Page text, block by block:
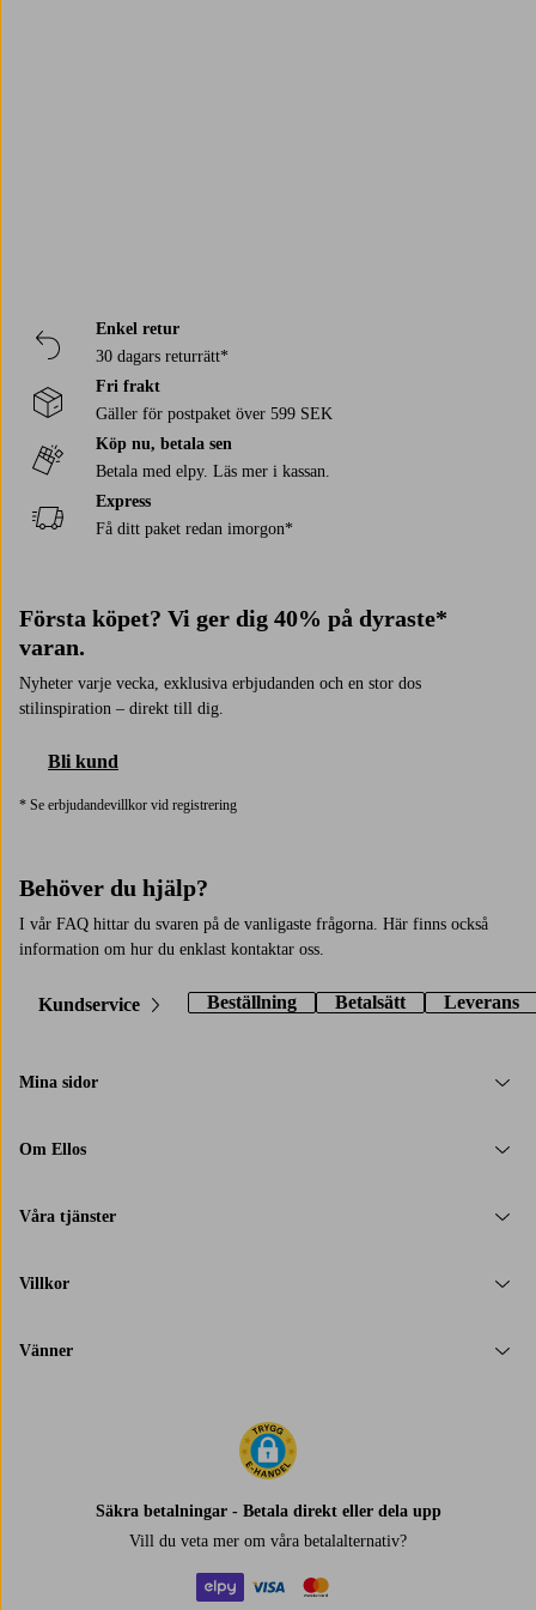
Enkel retur
30 dagars returrätt*
Fri frakt
Gäller för postpaket över 599 SEK
Köp nu, betala sen
Betala med elpy. Läs mer i kassan.
Express
Få ditt paket redan imorgon*
Första köpet? Vi ger dig 40% på dyraste*
varan.
Nyheter varje vecka, exklusiva erbjudanden och en stor dos
stilinspiration – direkt till dig.
Bli kund
* Se erbjudandevillkor vid registrering
Behöver du hjälp?
I vår FAQ hittar du svaren på de vanligaste frågorna. Här finns också
information om hur du enklast kontaktar oss.
Kundservice Beställning Betalsätt Leverans
Mina sidor
Om Ellos
Våra tjänster
Villkor
Vänner
Säkra betalningar - Betala direkt eller dela upp
Vill du veta mer om våra betalalternativ?